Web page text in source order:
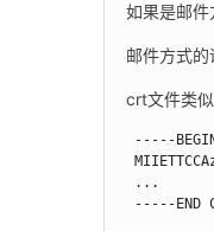
如果是邮件
邮件方式
crt文件类似
-----
...
-----END